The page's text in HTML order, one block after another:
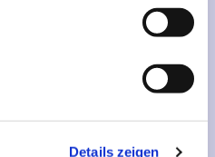
Details zeigen